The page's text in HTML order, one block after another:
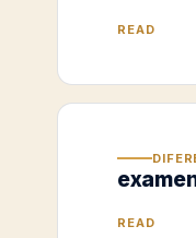
READ
READ